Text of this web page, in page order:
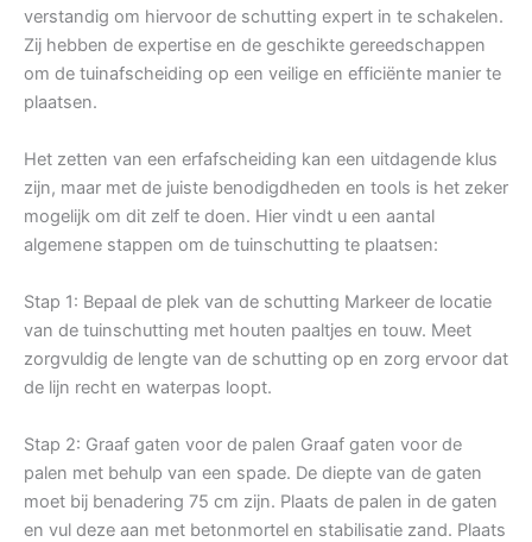
verstandig om hiervoor de schutting expert in te schakelen.
Zij hebben de expertise en de geschikte gereedschappen
om de tuinafscheiding op een veilige en efficiënte manier te
plaatsen.
Het zetten van een erfafscheiding kan een uitdagende klus
zijn, maar met de juiste benodigdheden en tools is het zeker
mogelijk om dit zelf te doen. Hier vindt u een aantal
algemene stappen om de tuinschutting te plaatsen:
Stap 1: Bepaal de plek van de schutting Markeer de locatie
van de tuinschutting met houten paaltjes en touw. Meet
zorgvuldig de lengte van de schutting op en zorg ervoor dat
de lijn recht en waterpas loopt.
Stap 2: Graaf gaten voor de palen Graaf gaten voor de
palen met behulp van een spade. De diepte van de gaten
moet bij benadering 75 cm zijn. Plaats de palen in de gaten
en vul deze aan met betonmortel en stabilisatie zand. Plaats